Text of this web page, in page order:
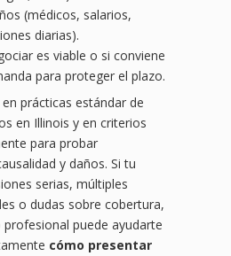
(médicos, salarios,
diarias).
es viable o si conviene
para proteger el plazo.
prácticas estándar de
en Illinois y en criterios
para probar
y daños. Si tu
serias, múltiples
o dudas sobre cobertura,
puede ayudarte
cómo presentar